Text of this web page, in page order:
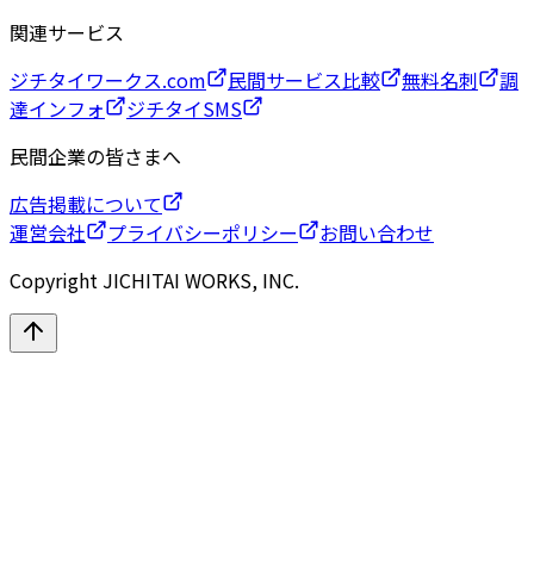
関連サービス
ジチタイワークス.com
民間サービス比較 無料名刺
調
達インフォ
ジチタイSMS
民間企業の皆さまへ
広告掲載について
運営会社
プライバシーポリシー
お問い合わせ
Copyright JICHITAI WORKS, INC.